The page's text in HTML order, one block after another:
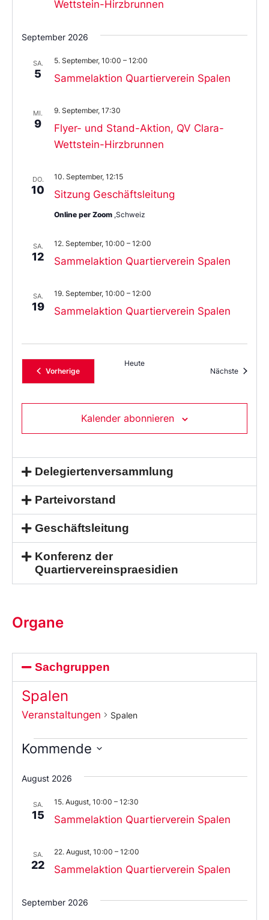
Wettstein-Hirzbrunnen
September 2026
SA.
5 Sammelaktion Quartierverein Spalen
5. September, 10:00 – 12:00
MI.
9
Flyer- und Stand-Aktion, QV Clara-
Wettstein-Hirzbrunnen
9. September, 17:30
DO.
10 Sitzung Geschäftsleitung
10. September, 12:15
Online per Zoom ,Schweiz
SA.
12 Sammelaktion Quartierverein Spalen
12. September, 10:00 – 12:00
SA.
19 Sammelaktion Quartierverein Spalen
19. September, 10:00 – 12:00
VorherigeVeranstaltungen
Heute
Nächste
Kalender abonnieren
Delegiertenversammlung
Parteivorstand
Geschäftsleitung
Konferenz der
Quartiervereinspraesidien
Organe
Sachgruppen
Spalen
Veranstaltungen Spalen
Kommende
Sie
das
aus.
August 2026
SA.
15 Sammelaktion Quartierverein Spalen
15. August, 10:00 – 12:30
SA.
22 Sammelaktion Quartierverein Spalen
22. August, 10:00 – 12:00
September 2026